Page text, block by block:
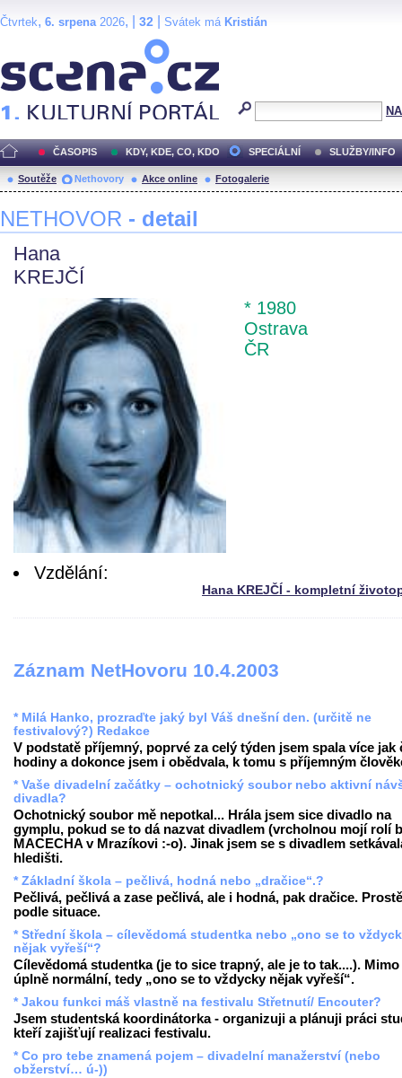
Čtvrtek, 6. srpena2026, | 32 Svátek má Kristián
ČASOPIS KDY, KDE, CO, KDO SPECIÁLNÍ SLUŽBY/INFO
Soutěže Nethovory Akce online Fotogalerie
NETHOVOR - detail
Hana
KREJČÍ
* 1980
Ostrava
ČR
Vzdělání:
Hana KREJČÍ - kompletní
Záznam NetHovoru 10.4.2003
* Milá Hanko, prozraďte jaký byl Váš dnešní den. (určitě ne
festivalový?) Redakce
V podstatě příjemný, poprvé za celý týden jsem spala více jak
hodiny a dokonce jsem i obědvala, k tomu s příjemným
* Vaše divadelní začátky – ochotnický soubor nebo aktivní
divadla?
Ochotnický soubor mě nepotkal... Hrála jsem sice divadlo na
gymplu, pokud se to dá nazvat divadlem (vrcholnou mojí rolí
MACECHA v Mrazíkovi :-o). Jinak jsem se s divadlem
hledišti.
* Základní škola – pečlivá, hodná nebo „dračice“.?
Pečlivá, pečlivá a zase pečlivá, ale i hodná, pak dračice. Prostě
podle situace.
* Střední škola – cílevědomá studentka nebo „ono se to
nějak vyřeší“?
Cílevědomá studentka (je to sice trapný, ale je to tak....).
úplně normální, tedy „ono se to vždycky nějak vyřeší“.
* Jakou funkci máš vlastně na festivalu Střetnutí/ Encouter?
Jsem studentská koordinátorka - organizuji a plánuji práci
kteří zajišťují realizaci festivalu.
* Co pro tebe znamená pojem – divadelní manažerství (nebo
obžerství… ú-))